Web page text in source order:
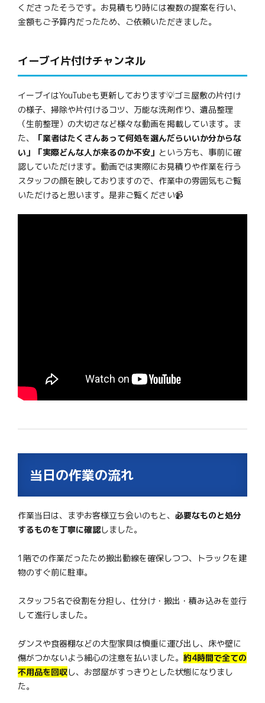
くださったそうです。お見積もり時には複数の提案を行い、
金額もご予算内だったため、ご依頼いただきました。
イーブイ片付けチャンネル
イーブイはYouTubeも更新しております💡ゴミ屋敷の片付け
の様子、掃除や片付けるコツ、万能な洗剤作り、遺品整理
（生前整理）の大切さなど様々な動画を掲載しています。ま
た、
「業者はたくさんあって何処を選んだらいいか分からな
い」「実際どんな人が来るのか不安」 という方も、事前に確
認していただけます。動画では実際にお見積りや作業を行う
スタッフの顔を映しておりますので、作業中の雰囲気もご覧
いただけると思います。是非ご覧ください📹
当日の作業の流れ
作業当日は、まずお客様立ち会いのもと、 必要なものと処分
するものを丁寧に確認しました。
1階での作業だったため搬出動線を確保しつつ、トラックを建
物のすぐ前に駐車。
スタッフ5名で役割を分担し、仕分け・搬出・積み込みを並行
して進行しました。
ダンスや食器棚などの大型家具は慎重に運び出し、床や壁に
傷がつかないよう細心の注意を払いました。 約4時間で全ての
不用品を回収し、お部屋がすっきりとした状態になりまし
た。